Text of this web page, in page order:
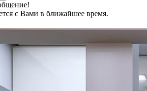
с Вами в ближайшее время.